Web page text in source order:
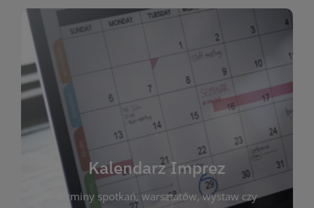
Kalendarz Imprez
terminy spotkań, warsztatów, wystaw czy
Kalendarz Imprez
Zakładka ta gromadzi wszystkie planowane
wydarzenia kulturalne i edukacyjne organizowane
przez bibliotekę. Możesz tu sprawdzić terminy
spotkań, warsztatów, wystaw czy konkursów.
Dzięki przejrzystemu kalendarzowi łatwo
zaplanujesz udział w interesujących Cię